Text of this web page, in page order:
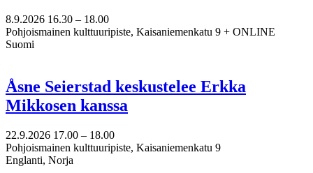
8.9.2026 16.30 – 18.00
Pohjoismainen kulttuuripiste, Kaisaniemenkatu 9 + ONLINE
Suomi
Åsne Seierstad keskustelee Erkka
Mikkosen kanssa
22.9.2026 17.00 – 18.00
Pohjoismainen kulttuuripiste, Kaisaniemenkatu 9
Englanti, Norja